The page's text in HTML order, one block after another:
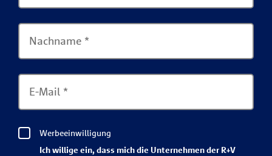
Nachname *
E-Mail *
Werbeeinwilligung
Ich willige ein, dass mich die Unternehmen der R+V